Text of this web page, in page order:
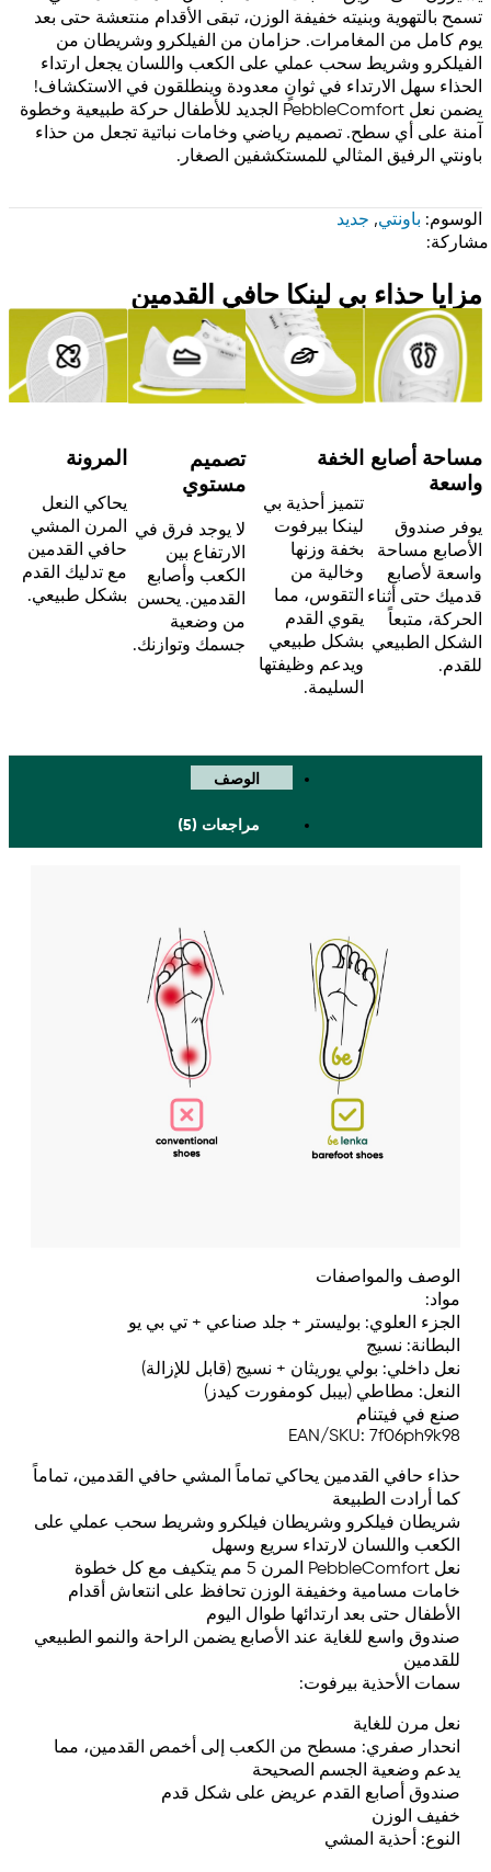
تسمح بالتهوية وبنيته خفيفة الوزن، تبقى الأقدام منتعشة حتى بعد
يوم كامل من المغامرات. حزامان من الفيلكرو وشريطان من
الفيلكرو وشريط سحب عملي على الكعب واللسان يجعل ارتداء
الحذاء سهل الارتداء في ثوانٍ معدودة وينطلقون في الاستكشاف!
يضمن نعل PebbleComfort الجديد للأطفال حركة طبيعية وخطوة
آمنة على أي سطح. تصميم رياضي وخامات نباتية تجعل من حذاء
باونتي الرفيق المثالي للمستكشفين الصغار.
الوسوم: باونتي, جديد
مشاركة:
مزايا حذاء بي لينكا حافي القدمين
مساحة أصابع
واسعة
يوفر صندوق
الأصابع مساحة
واسعة لأصابع
قدميك حتى أثناء
الحركة، متبعاً
الشكل الطبيعي
للقدم.
الخفة
تتميز أحذية بي
لينكا بيرفوت
بخفة وزنها
وخالية من
التقوس، مما
يقوي القدم
بشكل طبيعي
ويدعم وظيفتها
السليمة.
تصميم
مستوي
لا يوجد فرق في
الارتفاع بين
الكعب وأصابع
القدمين. يحسن
من وضعية
جسمك وتوازنك.
المرونة
يحاكي النعل
المرن المشي
حافي القدمين
مع تدليك القدم
بشكل طبيعي.
الوصف
مراجعات (5)
الوصف والمواصفات
مواد:
الجزء العلوي: بوليستر + جلد صناعي + تي بي يو
البطانة: نسيج
نعل داخلي: بولي يوريثان + نسيج (قابل للإزالة)
النعل: مطاطي (بيبل كومفورت كيدز)
صنع في فيتنام
EAN/SKU: 7f06ph9k98
حذاء حافي القدمين يحاكي تماماً المشي حافي القدمين، تماماً
كما أرادت الطبيعة
شريطان فيلكرو وشريطان فيلكرو وشريط سحب عملي على
الكعب واللسان لارتداء سريع وسهل
نعل PebbleComfort المرن 5 مم يتكيف مع كل خطوة
خامات مسامية وخفيفة الوزن تحافظ على انتعاش أقدام
الأطفال حتى بعد ارتدائها طوال اليوم
صندوق واسع للغاية عند الأصابع يضمن الراحة والنمو الطبيعي
للقدمين
سمات الأحذية بيرفوت:
نعل مرن للغاية
انحدار صفري: مسطح من الكعب إلى أخمص القدمين، مما
يدعم وضعية الجسم الصحيحة
صندوق أصابع القدم عريض على شكل قدم
خفيف الوزن
النوع: أحذية المشي